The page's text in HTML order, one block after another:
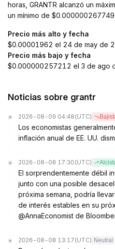
horas, GRANTR alcanzó un
un mínimo de $0.000000267749.
Precio más alto y fecha
$0.00001962 el 24 de may de
Precio más bajo y fecha
$0.000000257212 el 3 de ago
Noticias sobre grantr
2026-08-09 04:48 (UTC)
Los economistas
inflación anual de EE. UU.
2026-08-08 17:30 (UTC)
El sorprendentemente débil
junto con una posible
próxima semana, podría
de interés estables en su
@AnnaEconomist de
2026-08-08 13:17 (UTC) Neutral